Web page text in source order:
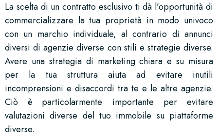
La scelta di un contratto esclusivo ti dà l’opportunità di
commercializzare la tua proprietà in modo univoco
con un marchio individuale, al contrario di annunci
diversi di agenzie diverse con stili e strategie diverse.
Avere una strategia di marketing chiara e su misura
per la tua struttura aiuta ad evitare inutili
incomprensioni e disaccordi tra te e le altre agenzie.
Ciò è particolarmente importante per evitare
valutazioni diverse del tuo immobile su piattaforme
diverse.